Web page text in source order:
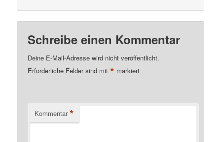
Schreibe einen Kommentar
Deine E-Mail-Adresse wird nicht veröffentlicht.
Erforderliche Felder sind mit* markiert
Kommentar *